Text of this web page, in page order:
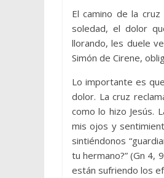
El camino de la
soledad, el dolor
llorando, les duele
Simón de Cirene,
Lo importante es
dolor. La cruz
como lo hizo Jesús.
mis ojos y
sintiéndonos
tu hermano?” (Gn 4,
están sufriendo los